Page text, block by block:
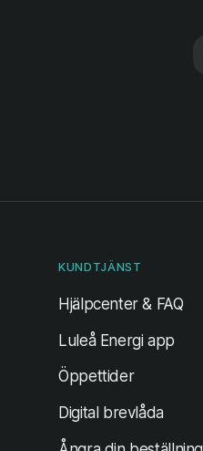
KUNDTJÄNST
Hjälpcenter & FAQ
Luleå Energi app
Öppettider
Digital brevlåda